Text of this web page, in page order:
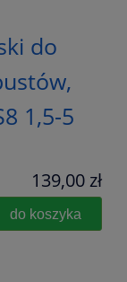
do
1,5-5
139,00 zł
do koszyka